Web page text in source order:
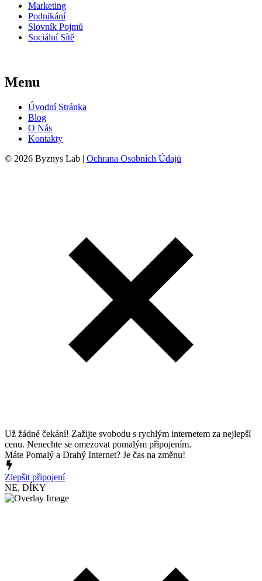
Marketing
Podnikání
Slovník Pojmů
Sociální Sítě
Menu
Úvodní Stránka
Blog
O Nás
Kontakty
© 2026 Byznys Lab | Ochrana Osobních Údajů
Už žádné čekání! Zažijte svobodu s rychlým internetem za nejlepší
cenu. Nenechte se omezovat pomalým připojením.
Máte Pomalý a Drahý Internet? Je čas na změnu!
Zlepšit připojení
NE, DÍKY